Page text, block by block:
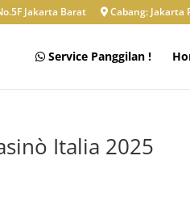
Jakarta Barat Cabang: Jakarta
Service Panggilan !
Italia 2025